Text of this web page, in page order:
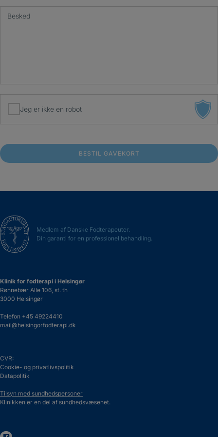
Jeg er ikke en robot
Medlem af Danske Fodterapeuter.
Din garanti for en professionel behandling.
Klinik for fodterapi i Helsingør
Rønnebær Alle 106, st. th
3000 Helsingør
Telefon +45 49224410
mail@helsingorfodterapi.dk
CVR:
Cookie- og privatlivspolitik
Datapolitik
Tilsyn med sundhedspersoner
Klinikken er en del af sundhedsvæsenet.